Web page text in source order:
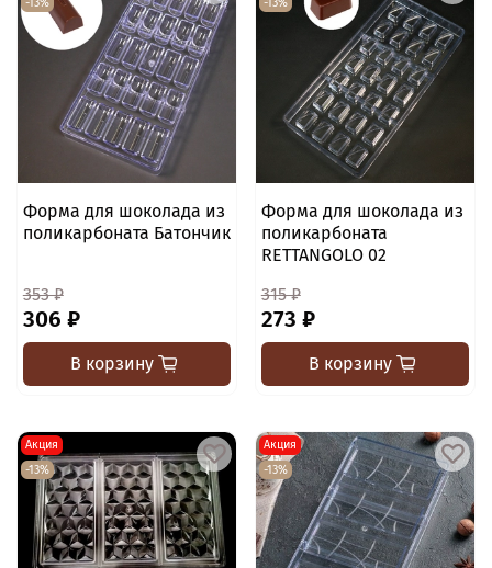
Форма для шоколада из
поликарбоната Батончик
353 ₽
306 ₽
В корзину
Форма для шоколада из
поликарбоната
RETTANGOLO 02
315 ₽
273 ₽
В корзину
Акция
-13%
Акция
-13%